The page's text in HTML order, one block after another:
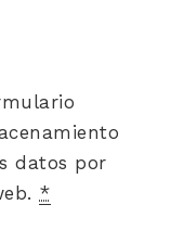
datos por
*